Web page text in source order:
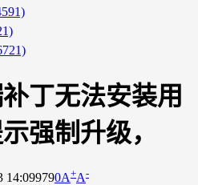
丁无法安装用
强制升级，
14:099790A+A-